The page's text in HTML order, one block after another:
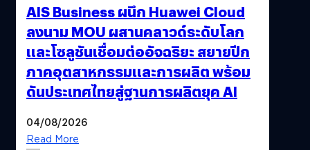
AIS Business ผนึก Huawei Cloud
ลงนาม MOU ผสานคลาวด์ระดับโลก
และโซลูชันเชื่อมต่ออัจฉริยะ สยายปีก
ภาคอุตสาหกรรมและการผลิต พร้อม
ดันประเทศไทยสู่ฐานการผลิตยุค AI
04/08/2026
Read More